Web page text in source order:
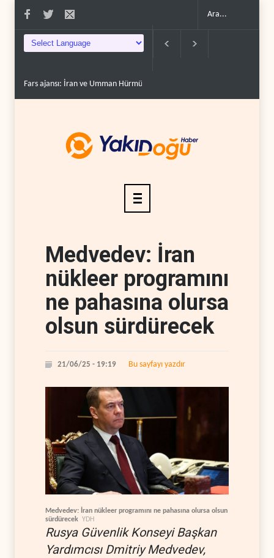
Fars ajansı: İran ve Umman Hürmüz Boğazı için geçiş..
Medvedev: İran
nükleer programını
ne pahasına olursa
olsun sürdürecek
21/06/25 - 19:19 Bu sayfayı yazdır
Medvedev: İran nükleer programını ne pahasına olursa olsun
sürdürecek YDH
Rusya Güvenlik Konseyi Başkan
Yardımcısı Dmitriy Medvedev,